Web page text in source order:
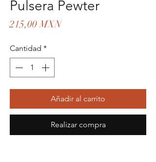
Pulsera Pewter
215,00 MXNPrecio
Cantidad *
Añadir al carrito
Realizar compra